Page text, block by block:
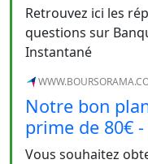
Retrouvez ici les
questions sur
Instantané
Notre bon
prime de 80€
Vous souhaitez